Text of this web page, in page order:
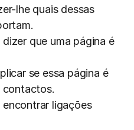
lhe quais dessas
que uma página é
se essa página é
contactos.
ligações